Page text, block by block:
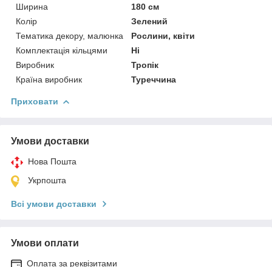
Ширина
180 см
Колір
Зелений
Тематика декору, малюнка
Рослини, квіти
Комплектація кільцями
Ні
Виробник
Тропік
Країна виробник
Туреччина
Приховати
Умови доставки
Нова Пошта
Укрпошта
Всі умови доставки
Умови оплати
Оплата за реквізитами